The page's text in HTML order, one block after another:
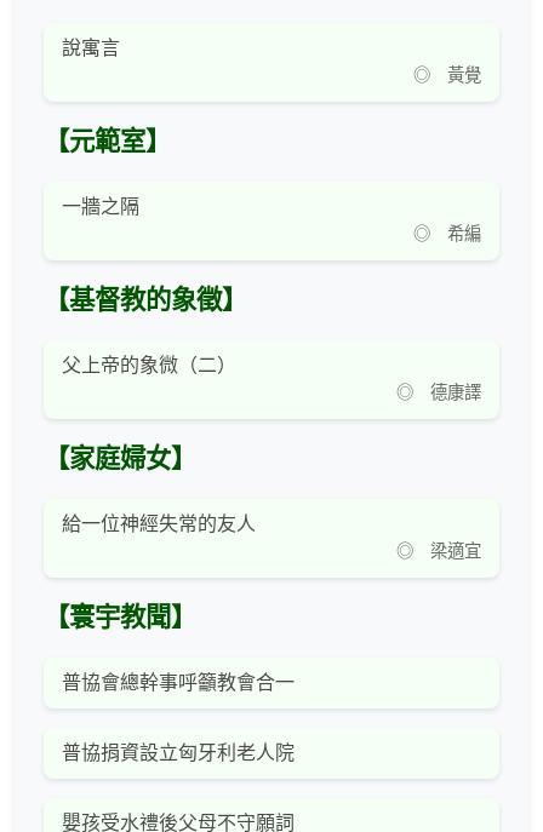
說寓言
◎ 黃覺
【元範室】
一牆之隔
◎ 希編
【基督教的象徵】
父上帝的象微（二）
◎ 德康譯
【家庭婦女】
給一位神經失常的友人
◎ 梁適宜
【寰宇教聞】
普協會總幹事呼籲教會合一
普協捐資設立匈牙利老人院
嬰孩受水禮後父母不守願詞